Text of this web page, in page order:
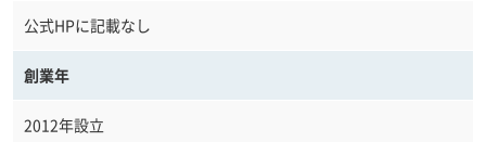
公式HPに記載なし
創業年
2012年設立